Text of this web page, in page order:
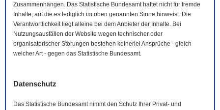
Zusammenhängen. Das Statistische Bundesamt haftet nicht für fremde
Inhalte, auf die es lediglich im oben genannten Sinne hinweist. Die
Verantwortlichkeit liegt alleine bei dem Anbieter der Inhalte. Bei
Nutzungsausfällen der Website wegen technischer oder
organisatorischer Störungen bestehen keinerlei Ansprüche - gleich
welcher Art - gegen das Statistische Bundesamt.
Datenschutz
Das Statistische Bundesamt nimmt den Schutz Ihrer Privat- und